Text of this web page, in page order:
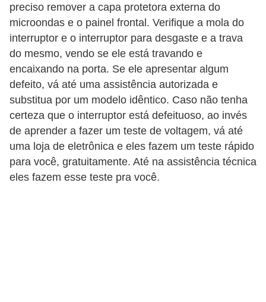
preciso remover a capa protetora externa do
microondas e o painel frontal. Verifique a mola do
interruptor e o interruptor para desgaste e a trava
do mesmo, vendo se ele está travando e
encaixando na porta. Se ele apresentar algum
defeito, vá até uma assistência autorizada e
substitua por um modelo idêntico. Caso não tenha
certeza que o interruptor está defeituoso, ao invés
de aprender a fazer um teste de voltagem, vá até
uma loja de eletrônica e eles fazem um teste rápido
para você, gratuitamente. Até na assistência técnica
eles fazem esse teste pra você.